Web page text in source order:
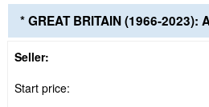
* GREAT BRITAIN (1966-2023):
Seller:
Start price: